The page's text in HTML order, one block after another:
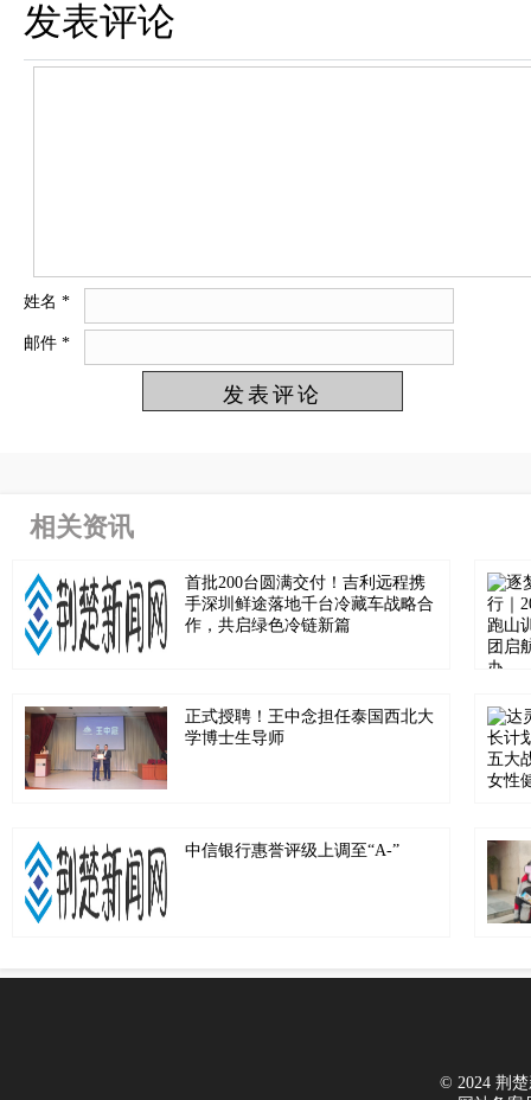
发表评论
姓名 *
邮件 *
相关资讯
首批200台圆满交付！吉利远程携
手深圳鲜途落地千台冷藏车战略合
作，共启绿色冷链新篇
正式授聘！王中念担任泰国西北大
学博士生导师
中信银行惠誉评级上调至“A-”
© 2024 荆楚